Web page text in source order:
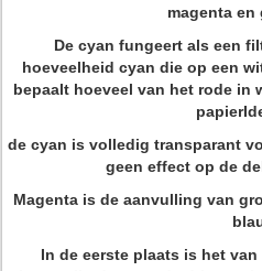
magenta en
De cyan fungeert als een
hoeveelheid cyan die op een
bepaalt hoeveel van het rode in
de cyan is volledig transparant
geen effect op de
Magenta is de aanvulling van
In de eerste plaats is het